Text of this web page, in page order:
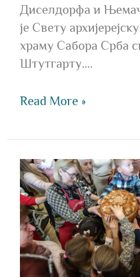
Диселдорфа и
је Свету
храму Сабора Срба
Штутгарту….
Read More »
Крснa
славa
–
Коло
српских
сестара.